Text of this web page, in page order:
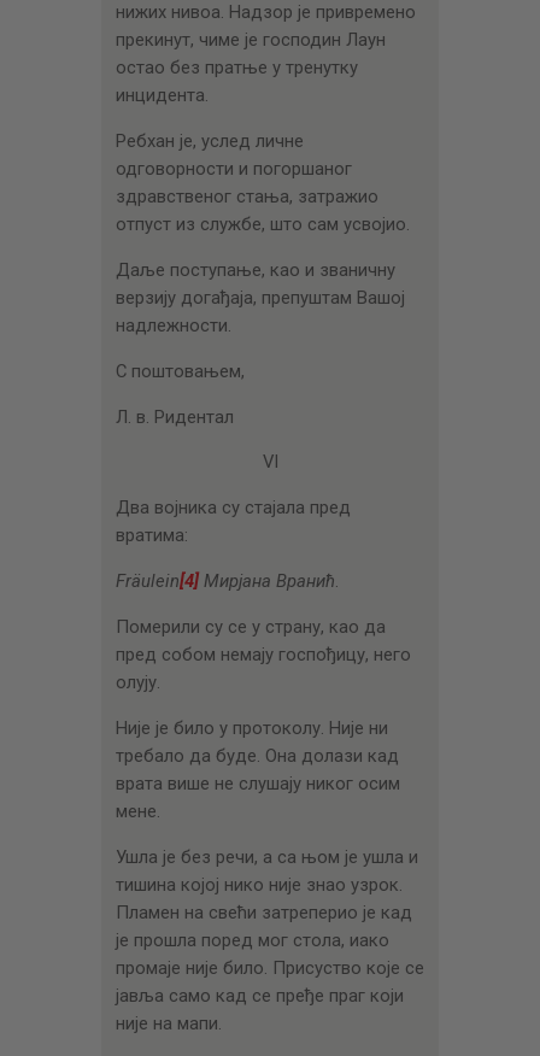
нижих нивоа. Надзор је привремено
прекинут, чиме је господин Лаун
остао без пратње у тренутку
инцидента.
Ребхан је, услед личне
одговорности и погоршаног
здравственог стања, затражио
отпуст из службе, што сам усвојио.
Даље поступање, као и званичну
верзију догађаја, препуштам Вашој
надлежности.
С поштовањем,
Л. в. Ридентал
VI
Два војника су стајала пред
вратима:
Fräulein[4] Мирјана Вранић.
Померили су се у страну, као да
пред собом немају госпођицу, него
олују.
Није је било у протоколу. Није ни
требало да буде. Она долази кад
врата више не слушају никог осим
мене.
Ушла је без речи, а са њом је ушла и
тишина којој нико није знао узрок.
Пламен на свећи затреперио је кад
је прошла поред мог стола, иако
промаје није било. Присуство које се
јавља само кад се пређе праг који
није на мапи.